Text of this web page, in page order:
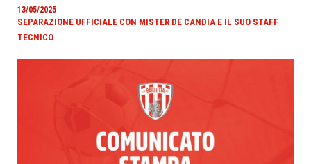
13/05/2025
SEPARAZIONE UFFICIALE CON MISTER DE CANDIA E IL SUO STAFF
TECNICO